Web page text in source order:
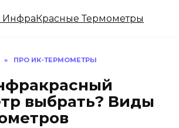
» ПРО ИК-ТЕРМОМЕТРЫ
выбрать? Виды